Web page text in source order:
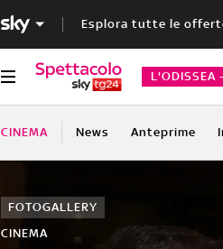
Esplora tutte le
L'ODISSEA
CINEMA News Anteprime
CINEMA
FOTOGALLERY